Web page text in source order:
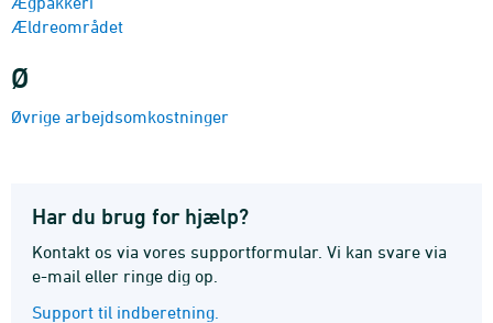
Ældreområdet
Ø
Øvrige arbejds­omkostning­er
Har du brug for hjælp?
Kontakt os via vores supportformular. Vi kan svare via
e-mail eller ringe dig op.
Support til indberetning.